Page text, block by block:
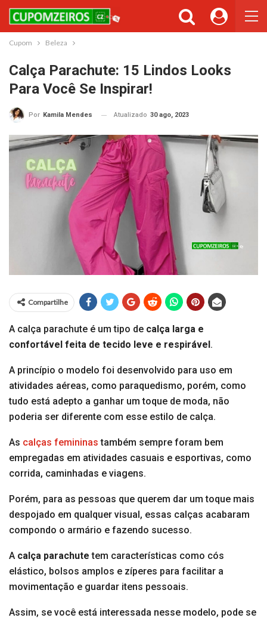
Cupons ou Cashback
Você gostaria de ser avisado sempre que tivermos cupons ou
cashback incríveis?
Não permitir Permitir
Cupom Beleza
Calça Parachute: 15 Lindos Looks
Para Você Se Inspirar!
Por Kamila Mendes Atualizado 30 ago, 2023
Compartilhe
A calça parachute é um tipo de calça larga e
confortável feita de tecido leve e respirável .
A princípio o modelo foi desenvolvido para uso em
atividades aéreas, como paraquedismo, porém, como
tudo está adepto a ganhar um toque de moda, não
poderia ser diferente com esse estilo de calça.
As calças femininas também sempre foram bem
empregadas em atividades casuais e esportivas, como
corrida, caminhadas e viagens.
Porém, para as pessoas que querem dar um toque mais
despojado em qualquer visual, essas calças acabaram
compondo o armário e fazendo sucesso.
A calça parachute tem características como cós
elástico, bolsos amplos e zíperes para facilitar a
movimentação e guardar itens pessoais.
Assim, se você está interessada nesse modelo, pode se